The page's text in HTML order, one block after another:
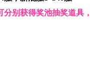
别获得奖池抽奖道